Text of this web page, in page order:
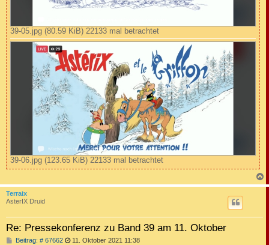
39-05.jpg (80.59 KiB) 22133 mal betrachtet
39-06.jpg (123.65 KiB) 22133 mal betrachtet
a
Terraix
AsterIX Druid
Re: Pressekonferenz zu Band 39 am 11. Oktober
Beitrag: # 67662B 11. Oktober 2021 11:38